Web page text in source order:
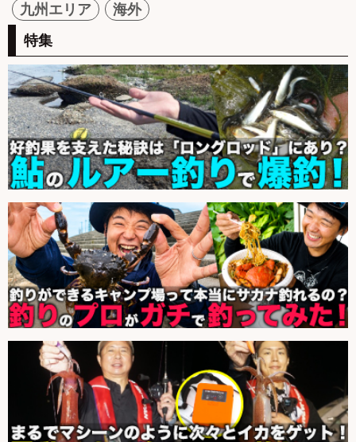
九州エリア
海外
特集